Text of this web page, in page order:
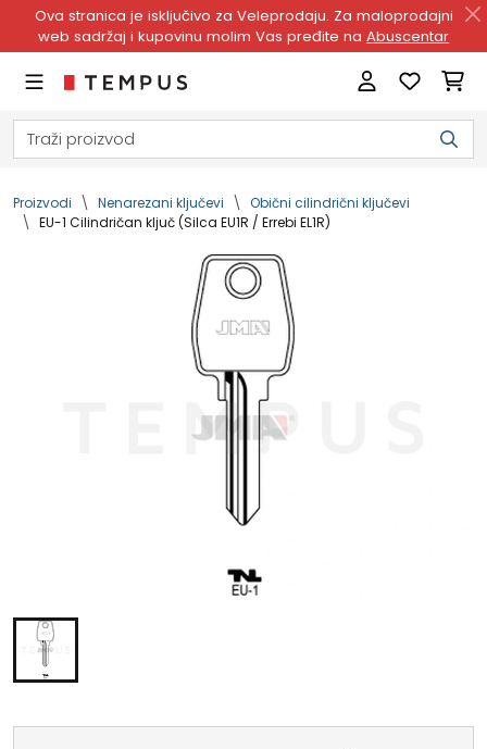
Ova stranica je isključivo za Veleprodaju. Za maloprodajni
web sadržaj i kupovinu molim Vas pređite na Abuscentar
Proizvodi Nenarezani ključevi
Obični cilindrični ključevi
EU-1 Cilindričan ključ (Silca EU1R / Errebi EL1R)